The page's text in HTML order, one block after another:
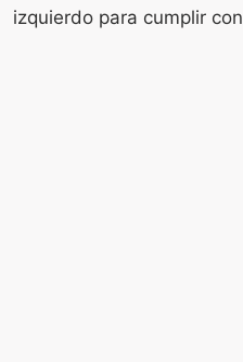
izquierdo para cumplir